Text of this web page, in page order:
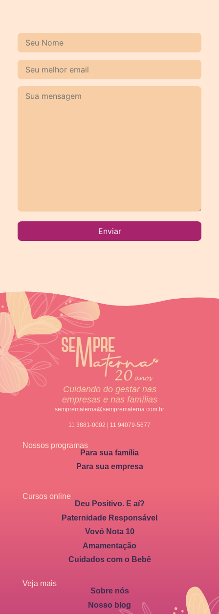
Cuidando do gestar nas
empresas e nas famílias
semprematerna@semprematerna.com.br
11 3881-0002 | 11 94079-5677
Nossos programas
Para sua família
Para sua empresa
Cursos online
Deu Positivo. E aí?
Paternidade Responsável
Vovó Nota 10
Amamentação
Cuidados com o Bebê
Veja mais
Sobre nós
Nosso blog